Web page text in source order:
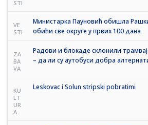
STI
VE
STI
Министарка Пауновић обишла
обићи све округе у првих 100 дана
ZA
BA
VA
Радови и блокаде склонили
– да ли су аутобуси добра
KU
LT
UR
A
Leskovac i Solun stripski pobratimi